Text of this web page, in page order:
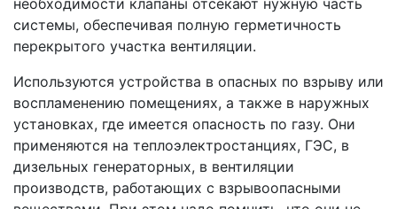
системы, обеспечивая полную герметичность
перекрытого участка вентиляции.
Используются устройства в опасных по взрыву или
воспламенению помещениях, а также в наружных
установках, где имеется опасность по газу. Они
применяются на теплоэлектростанциях, ГЭС, в
дизельных генераторных, в вентиляции
производств, работающих с взрывоопасными